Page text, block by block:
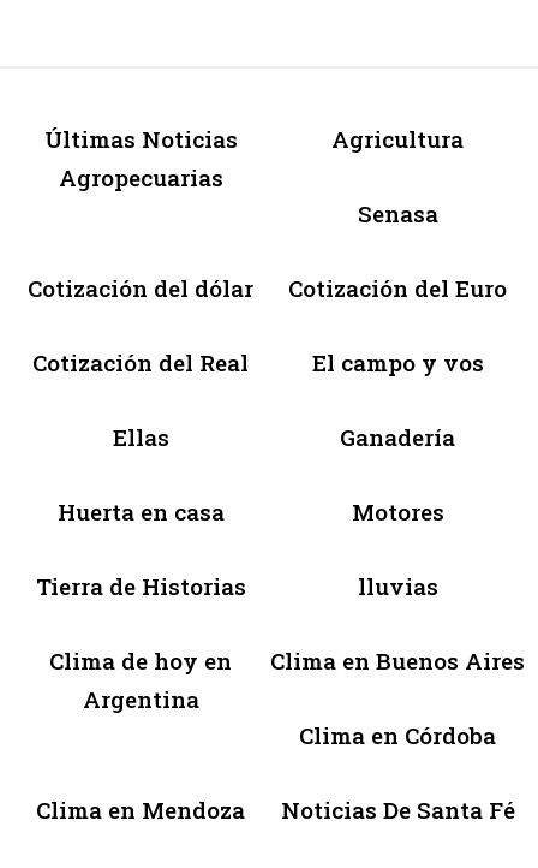
Últimas Noticias
Agropecuarias
Agricultura
Senasa
Cotización del dólar Cotización del Euro
Cotización del Real El campo y vos
Ellas Ganadería
Huerta en casa Motores
Tierra de Historias lluvias
Clima de hoy en
Argentina
Clima en Buenos Aires
Clima en Córdoba
Clima en Mendoza Noticias De Santa Fé